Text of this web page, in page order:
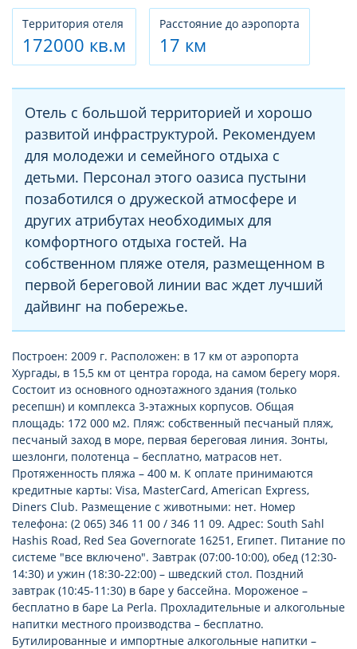
Территория отеля
172000 кв.м
Расстояние до аэропорта
17 км
Отель с большой территорией и хорошо
развитой инфраструктурой. Рекомендуем
для молодежи и семейного отдыха с
детьми. Персонал этого оазиса пустыни
позаботился о дружеской атмосфере и
других атрибутах необходимых для
комфортного отдыха гостей. На
собственном пляже отеля, размещенном в
первой береговой линии вас ждет лучший
дайвинг на побережье.
Построен: 2009 г. Расположен: в 17 км от аэропорта
Хургады, в 15,5 км от центра города, на самом берегу моря.
Состоит из основного одноэтажного здания (только
ресепшн) и комплекса 3-этажных корпусов. Общая
площадь: 172 000 м2. Пляж: собственный песчаный пляж,
песчаный заход в море, первая береговая линия. Зонты,
шезлонги, полотенца – бесплатно, матрасов нет.
Протяженность пляжа – 400 м. К оплате принимаются
кредитные карты: Visa, MasterCard, American Express,
Diners Club. Размещение с животными: нет. Номер
телефона: (2 065) 346 11 00 / 346 11 09. Адрес: South Sahl
Hashis Road, Red Sea Governorate 16251, Египет. Питание по
системе "все включено". Завтрак (07:00-10:00), обед (12:30-
14:30) и ужин (18:30-22:00) – шведский стол. Поздний
завтрак (10:45-11:30) в баре у бассейна. Мороженое –
бесплатно в баре La Perla. Прохладительные и алкогольные
напитки местного производства – бесплатно.
Бутилированные и импортные алкогольные напитки –